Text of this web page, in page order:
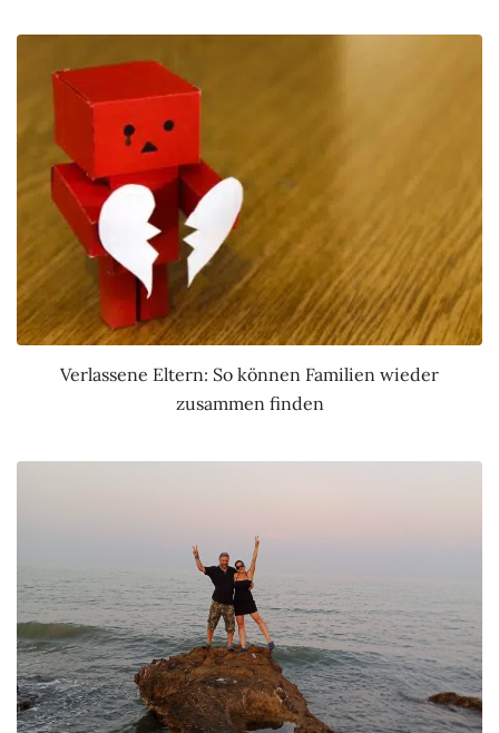
Verlassene Eltern: So können Familien wieder
zusammen finden